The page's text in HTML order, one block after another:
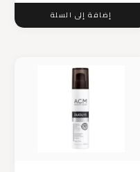
إضافة إلى السلة